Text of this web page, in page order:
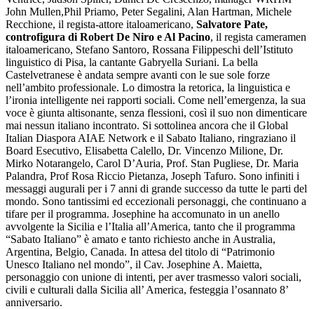
John Mullen,Phil Priamo, Peter Segalini, Alan Hartman, Michele
Recchione, il regista-attore italoamericano, Salvatore Pate,
controfigura di Robert De Niro e Al Pacino, il regista cameramen
italoamericano, Stefano Santoro, Rossana Filippeschi dell’Istituto
linguistico di Pisa, la cantante Gabryella Suriani. La bella
Castelvetranese è andata sempre avanti con le sue sole forze
nell’ambito professionale. Lo dimostra la retorica, la linguistica e
l’ironia intelligente nei rapporti sociali. Come nell’emergenza, la sua
voce è giunta altisonante, senza flessioni, così il suo non dimenticare
mai nessun italiano incontrato. Si sottolinea ancora che il Global
Italian Diaspora AIAE Network e il Sabato Italiano, ringraziano il
Board Esecutivo, Elisabetta Calello, Dr. Vincenzo Milione, Dr.
Mirko Notarangelo, Carol D’Auria, Prof. Stan Pugliese, Dr. Maria
Palandra, Prof Rosa Riccio Pietanza, Joseph Tafuro. Sono infiniti i
messaggi augurali per i 7 anni di grande successo da tutte le parti del
mondo. Sono tantissimi ed eccezionali personaggi, che continuano a
tifare per il programma. Josephine ha accomunato in un anello
avvolgente la Sicilia e l’Italia all’America, tanto che il programma
“Sabato Italiano” è amato e tanto richiesto anche in Australia,
Argentina, Belgio, Canada. In attesa del titolo di “Patrimonio
Unesco Italiano nel mondo”, il Cav. Josephine A. Maietta,
personaggio con unione di intenti, per aver trasmesso valori sociali,
civili e culturali dalla Sicilia all’ America, festeggia l’osannato 8’
anniversario.